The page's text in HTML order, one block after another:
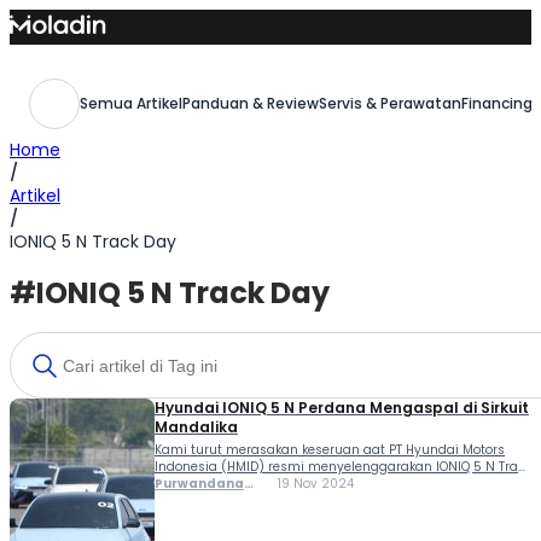
Skip
to
Semua ArtikelPanduan & ReviewServis & Perawatan
Home
/
Artikel
/
IONIQ 5 N Track Day
#IONIQ 5 N Track Day
Hyundai IONIQ 5 N Perdana Mengaspal di Sirkuit
Mandalika
Kami turut merasakan keseruan aat PT Hyundai Motors
Indonesia (HMID) resmi menyelenggarakan IONIQ 5 N Track
Day untuk pertama kalinya di Indonesia, tepatnya di
Purwandana
19 Nov 2024